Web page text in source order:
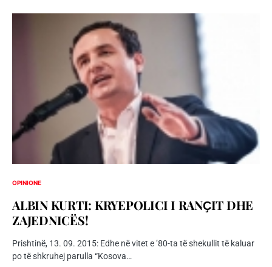
OPINIONE
ALBIN KURTI: KRYEPOLICI I RANҪIT DHE
ZAJEDNICËS!
Prishtinë, 13. 09. 2015: Edhe në vitet e ’80-ta të shekullit të kaluar
po të shkruhej parulla “Kosova…